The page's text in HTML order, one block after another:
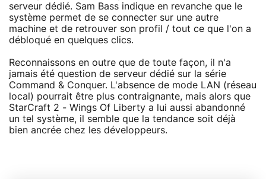
serveur dédié. Sam Bass indique en revanche que le
système permet de se connecter sur une autre
machine et de retrouver son profil / tout ce que l'on a
débloqué en quelques clics.
Reconnaissons en outre que de toute façon, il n'a
jamais été question de serveur dédié sur la série
Command & Conquer. L'absence de mode LAN (réseau
local) pourrait être plus contraignante, mais alors que
StarCraft 2 - Wings Of Liberty a lui aussi abandonné
un tel système, il semble que la tendance soit déjà
bien ancrée chez les développeurs.